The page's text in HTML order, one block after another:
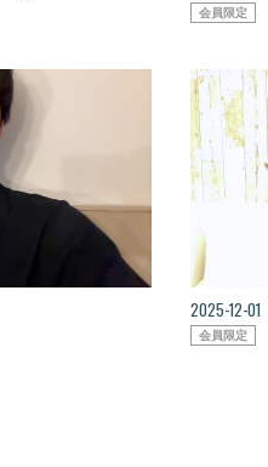
会員限定
2025-12-01
会員限定